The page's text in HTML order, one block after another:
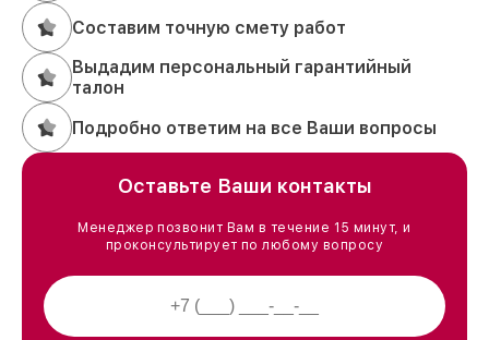
Составим точную смету работ
Выдадим персональный гарантийный
талон
Подробно ответим на все Ваши вопросы
Оставьте Ваши контакты
Менеджер позвонит Вам в течение 15 минут, и
проконсультирует по любому вопросу